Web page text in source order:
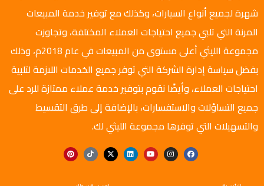
شهرة لجميع أنواع السيارات، وكذلك مع توفير خدمة المبيعات
المرنة التي تلبي جميع احتياجات العملاء المختلفة، وتجاوزت
مجموعة الليثي أعلى مستوى من المبيعات في عام 2018م، وذلك
بفضل سياسة إدارة الشركة التي توفر جميع الخدمات اللازمة لتلبية
احتياجات العملاء، وأيضًا نقوم بتوفير خدمة عملاء ممتازة للرد على
جميع التساؤلات والاستفسارات، بالإضافة إلى طرق التقسيط
والتسهيلات التي توفرها مجموعة الليثي لك.